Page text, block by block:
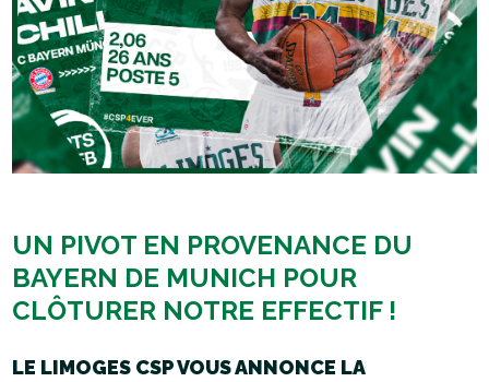
UN PIVOT EN PROVENANCE DU
BAYERN DE MUNICH POUR
CLÔTURER NOTRE EFFECTIF !
LE LIMOGES CSP VOUS ANNONCE LA